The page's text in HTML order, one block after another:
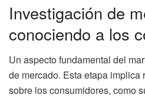
Investigación de
conociendo a los
Un aspecto fundamental del
de mercado. Esta etapa
sobre los consumidores, como